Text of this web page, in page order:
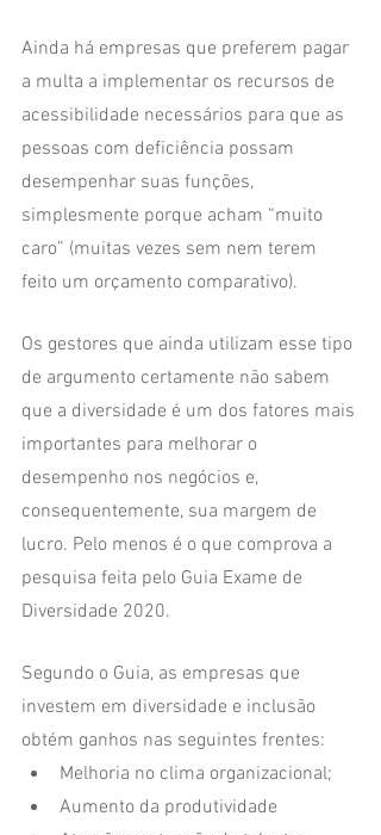
Ainda há empresas que preferem pagar
a multa a implementar os recursos de
acessibilidade necessários para que as
pessoas com deficiência possam
desempenhar suas funções,
simplesmente porque acham “muito
caro” (muitas vezes sem nem terem
feito um orçamento comparativo).
Os gestores que ainda utilizam esse tipo
de argumento certamente não sabem
que a diversidade é um dos fatores mais
importantes para melhorar o
desempenho nos negócios e,
consequentemente, sua margem de
lucro. Pelo menos é o que comprova a
pesquisa feita pelo Guia Exame de
Diversidade 2020.
Segundo o Guia, as empresas que
investem em diversidade e inclusão
obtém ganhos nas seguintes frentes:
Melhoria no clima organizacional;
Aumento da produtividade